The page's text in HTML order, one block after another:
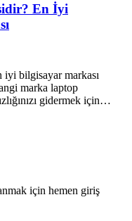
En İyi
bilgisayar markası
marka laptop
gidermek için…
için hemen giriş